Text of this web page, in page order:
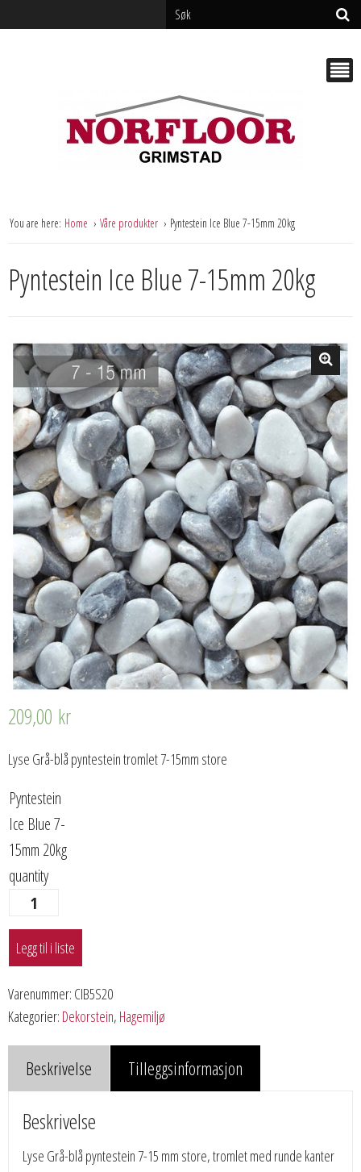
You are here: Home Våre produkter Pyntestein Ice Blue 7-15mm 20kg
Pyntestein Ice Blue 7-15mm 20kg
209,00 kr
Lyse Grå-blå pyntestein tromlet 7-15mm store
Pyntestein
Ice Blue 7-
15mm 20kg
quantity
Legg til i liste
Varenummer: CIB5S20
Kategorier: Dekorstein, Hagemiljø
Beskrivelse Tilleggsinformasjon
Beskrivelse
Lyse Grå-blå pyntestein 7-15 mm store, tromlet med runde kanter